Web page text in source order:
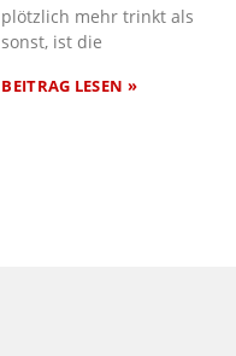
plötzlich mehr trinkt als
sonst, ist die
BEITRAG LESEN »